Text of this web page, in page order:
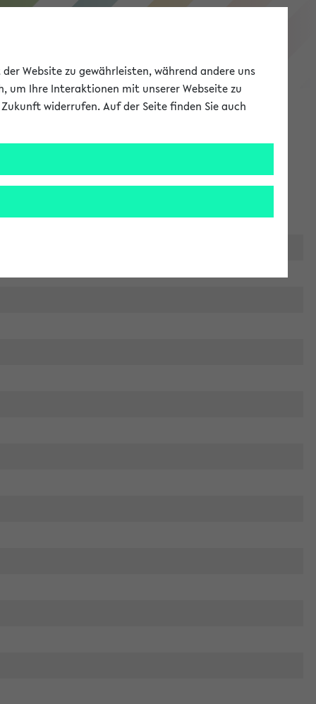
eKVV
Website zu gewährleisten, während andere uns
um Ihre Interaktionen mit unserer Webseite zu
widerrufen. Auf der Seite finden Sie auch